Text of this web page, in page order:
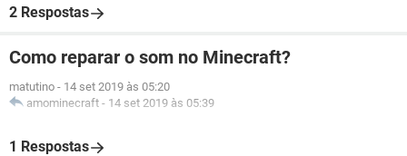
2 Respostas
Como reparar o som no Minecraft?
matutino - 14 set 2019 às 05:20
amominecraft - 14 set 2019 às 05:39
1 Respostas